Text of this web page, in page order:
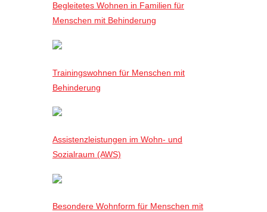
Begleitetes Wohnen in Familien für
Menschen mit Behinderung
Trainingswohnen für Menschen mit
Behinderung
Assistenzleistungen im Wohn- und
Sozialraum (AWS)
Besondere Wohnform für Menschen mit